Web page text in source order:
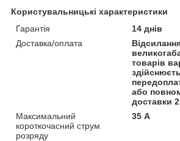
Користувальницькі характеристики
Гарантія
14 днів
Доставка/оплата
товарів
або
доставки
Максимальний
короткочасний струм
розряду
35 А